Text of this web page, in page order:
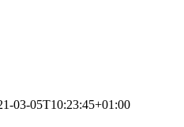
03-05T10:23:45+01:00